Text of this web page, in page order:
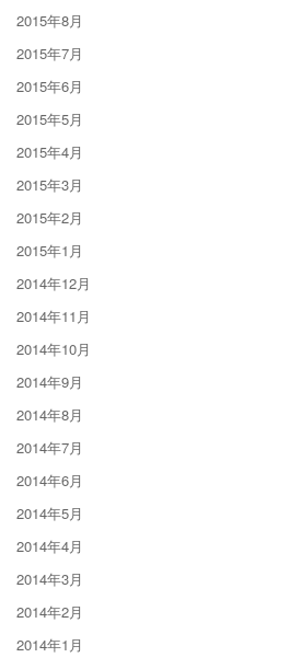
2015年8月
2015年7月
2015年6月
2015年5月
2015年4月
2015年3月
2015年2月
2015年1月
2014年12月
2014年11月
2014年10月
2014年9月
2014年8月
2014年7月
2014年6月
2014年5月
2014年4月
2014年3月
2014年2月
2014年1月